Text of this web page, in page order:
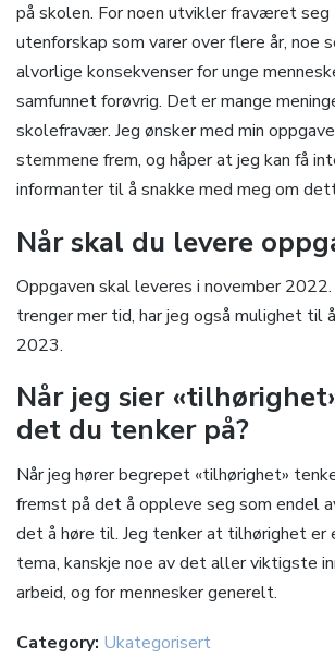
på skolen. For noen utvikler fraværet
utenforskap som varer over flere år, noe
alvorlige konsekvenser for unge
samfunnet forøvrig. Det er mange
skolefravær. Jeg ønsker med min
stemmene frem, og håper at jeg kan få
informanter til å snakke med meg om
Når skal du levere
Oppgaven skal leveres i november
trenger mer tid, har jeg også mulighet til
2023.
Når jeg sier
det du tenker på?
Når jeg hører begrepet «tilhørighet»
fremst på det å oppleve seg som endel
det å høre til. Jeg tenker at tilhørighet
tema, kanskje noe av det aller viktigste
arbeid, og for mennesker generelt.
Category: Ukategorisert